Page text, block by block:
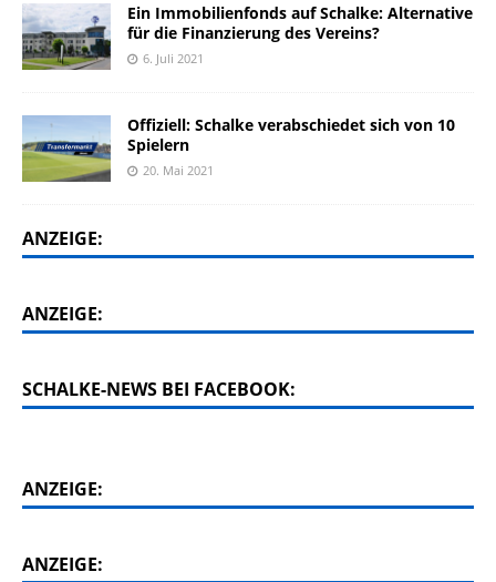
Ein Immobilienfonds auf Schalke: Alternative
für die Finanzierung des Vereins?
6. Juli 2021
Offiziell: Schalke verabschiedet sich von 10
Spielern
20. Mai 2021
ANZEIGE:
ANZEIGE:
SCHALKE-NEWS BEI FACEBOOK:
ANZEIGE:
ANZEIGE: